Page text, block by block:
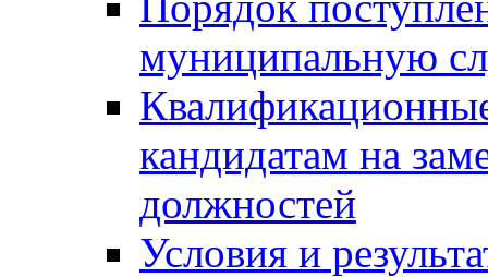
муниципальную
кандидатам на
должностей
Условия и